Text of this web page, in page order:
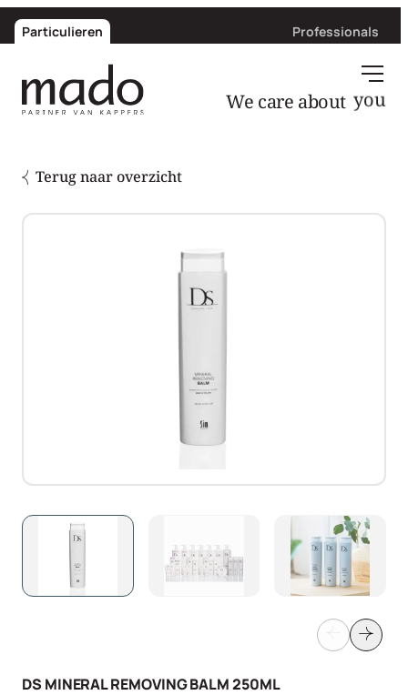
Particulieren Professionals
We care about you
Terug naar overzicht
DS MINERAL REMOVING BALM 250ML